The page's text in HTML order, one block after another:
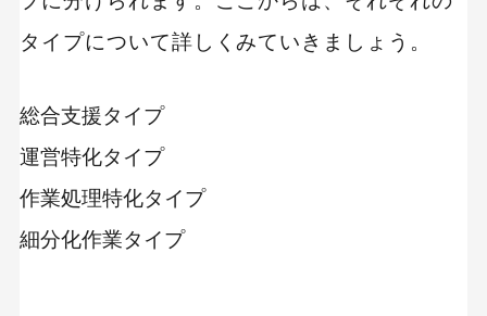
タイプについて詳しくみていきましょう。
総合支援タイプ
運営特化タイプ
作業処理特化タイプ
細分化作業タイプ